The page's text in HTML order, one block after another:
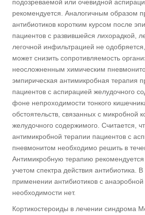
подозреваемой или очевидной
рекомендуется. Аналогичным образом
антибиотиков коротким курсом после
пациентов с развившейся лихорадкой,
легочной инфильтрацией не
может снизить сопротивляемость
неосложненным химическим
эмпирическая антимикробная терапия
пациентов с аспирацией желудочного
фоне непроходимости тонкого
обстоятельств, связанных с микробной
желудочного содержимого. Считается,
антимикробной терапии пациентов с
пневмонитом необходимо решить в
Антимикробную терапию
учетом спектра действия антибиотика.
применении антибиотиков с анаэробной
необходимости нет.
Кортикостероиды в лечении синдрома